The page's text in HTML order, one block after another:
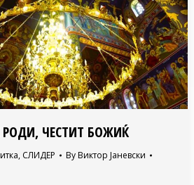
РОДИ, ЧЕСТИТ БОЖИЌ
, СЛИДЕР By Виктор Јаневски